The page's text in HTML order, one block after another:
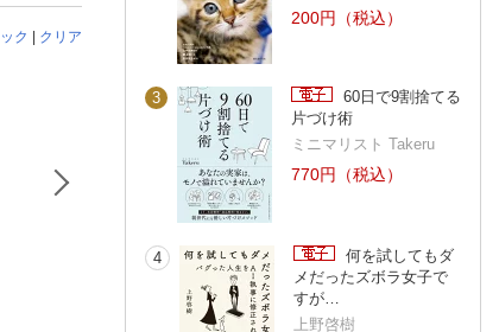
ク | クリア
01-Aug-2020
あまから手帖編集部
200円（税込）
3
60日で9割捨てる
片づけ術
ミニマリスト Takeru
770円（税込）
4
何を試してもダ
メだったズボラ女子で
すが…
上野啓樹